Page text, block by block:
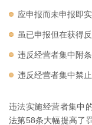
应申报而未申报即
虽已申报但在获得
违反经营者集中附
违反经营者集中禁
违法实施经营者集中
法第58条大幅提高了